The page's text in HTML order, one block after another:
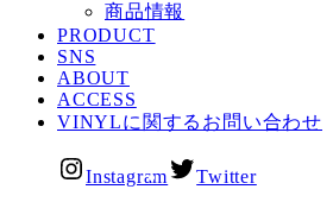
商品情報
PRODUCT
SNS
ABOUT
ACCESS
VINYLに関するお問い合わせ
Instagram Twitter